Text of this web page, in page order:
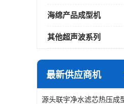
海绵产品成型机
其他超声波系列
最新供应商机